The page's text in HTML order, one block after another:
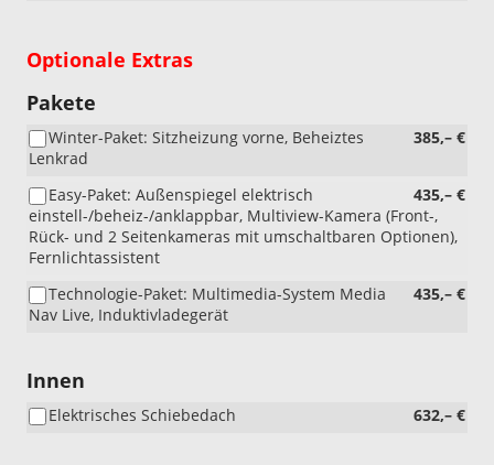
Optionale Extras
Pakete
385,– €
Winter-Paket: Sitzheizung vorne, Beheiztes
Lenkrad
435,– €
Easy-Paket: Außenspiegel elektrisch
einstell-/beheiz-/anklappbar, Multiview-Kamera (Front-,
Rück- und 2 Seitenkameras mit umschaltbaren Optionen),
Fernlichtassistent
435,– €
Technologie-Paket: Multimedia-System Media
Nav Live, Induktivladegerät
Innen
632,– €
Elektrisches Schiebedach